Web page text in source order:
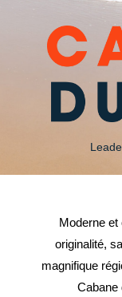
Moderne et
originalité,
magnifique
Cabane